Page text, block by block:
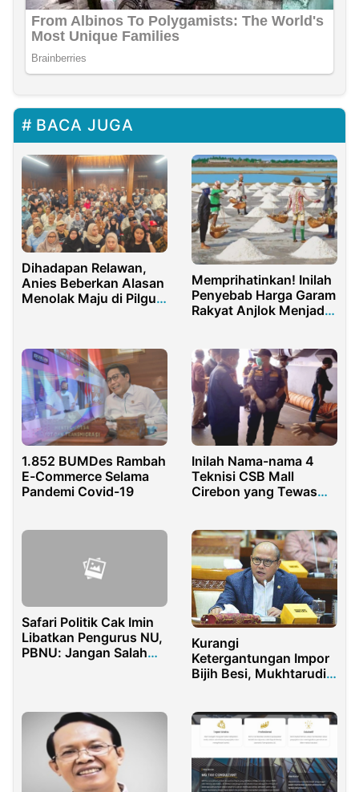
BACA JUGA
Dihadapan Relawan,
Anies Beberkan Alasan
Menolak Maju di Pilgub
Memprihatinkan! Inilah
Penyebab Harga Garam
Rakyat Anjlok Menjadi
1.852 BUMDes Rambah
E-Commerce Selama
Pandemi Covid-19
Inilah Nama-nama 4
Teknisi CSB Mall
Cirebon yang Tewas
Safari Politik Cak Imin
Libatkan Pengurus NU,
PBNU: Jangan Salah
Kurangi
Ketergantungan Impor
Bijih Besi, Mukhtarudin
Hulu